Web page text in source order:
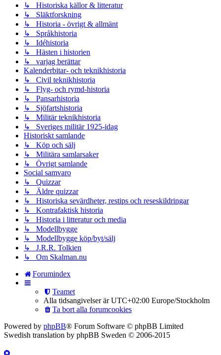
↳ Historiska källor & litteratur
↳ Släktforskning
↳ Historia - övrigt & allmänt
↳ Språkhistoria
↳ Idéhistoria
↳ Hästen i historien
↳ varjag berättar
Kalenderbitar- och teknikhistoria
↳ Civil teknikhistoria
↳ Flyg- och rymd-historia
↳ Pansarhistoria
↳ Sjöfartshistoria
↳ Militär teknikhistoria
↳ Sveriges militär 1925-idag
Historiskt samlande
↳ Köp och sälj
↳ Militära samlarsaker
↳ Övrigt samlande
Social samvaro
↳ Quizzar
↳ Äldre quizzar
↳ Historiska sevärdheter, restips och reseskildringar
↳ Kontrafaktisk historia
↳ Historia i litteratur och media
↳ Modellbygge
↳ Modellbygge köp/byt/sälj
↳ J.R.R. Tolkien
↳ Om Skalman.nu
Forumindex
Teamet
Alla tidsangivelser är UTC+02:00 Europe/Stockholm
Ta bort alla forumcookies
Powered by phpBB® Forum Software © phpBB Limited
Swedish translation by phpBB Sweden © 2006-2015